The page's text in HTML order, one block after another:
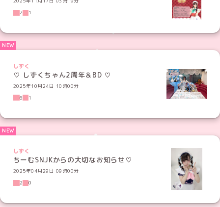
2
1
しずく
♡ しずくちゃん2周年＆BD ♡
2025年10月24日 10時00分
6
1
しずく
ちーむSNJKからの大切なお知らせ♡
2025年04月29日 09時00分
2
0